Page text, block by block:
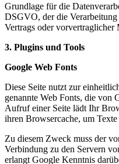
Grundlage für die
DSGVO, der die
Vertrags oder vorvertraglicher
3. Plugins und Tools
Google Web Fonts
Diese Seite nutzt zur
genannte Web Fonts, die von
Aufruf einer Seite lädt Ihr
ihren Browsercache, um
Zu diesem Zweck muss der
Verbindung zu den Servern
erlangt Google Kenntnis